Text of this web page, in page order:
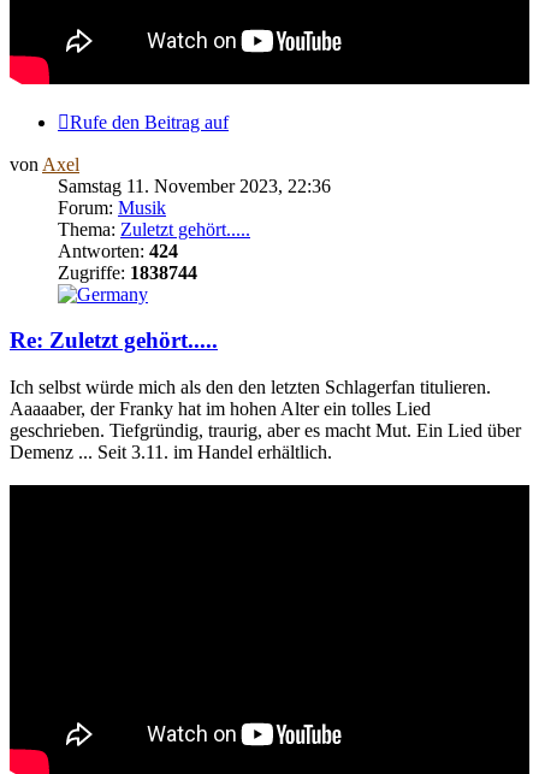
Rufe den Beitrag auf
von Axel
Samstag 11. November 2023, 22:36
Forum: Musik
Thema: Zuletzt gehört.....
Antworten: 424
Zugriffe: 1838744
Re: Zuletzt gehört.....
Ich selbst würde mich als den den letzten Schlagerfan titulieren.
Aaaaaber, der Franky hat im hohen Alter ein tolles Lied
geschrieben. Tiefgründig, traurig, aber es macht Mut. Ein Lied über
Demenz ... Seit 3.11. im Handel erhältlich.